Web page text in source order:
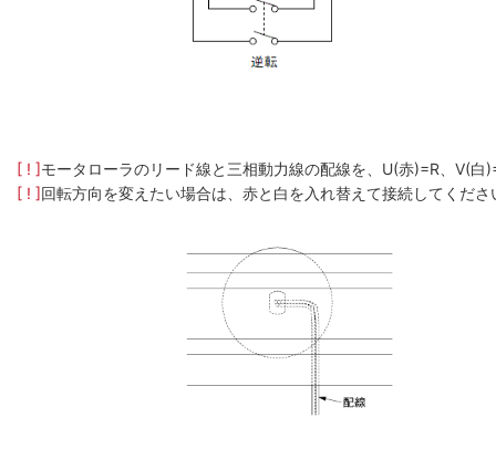
[ ! ]モータローラのリード線と三相動力線の配線を、U(赤)=R、V(
[ ! ]回転方向を変えたい場合は、赤と白を入れ替えて接続してくださ